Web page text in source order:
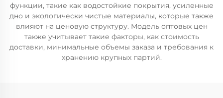
функции, такие как водостойкие покрытия, усиленные
дно и экологически чистые материалы, которые также
влияют на ценовую структуру. Модель оптовых цен
также учитывает такие факторы, как стоимость
доставки, минимальные объемы заказа и требования к
хранению крупных партий.